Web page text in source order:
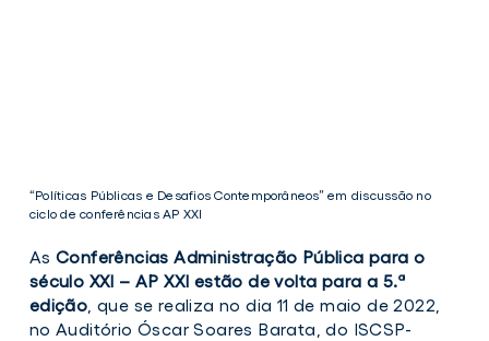
“Políticas Públicas e Desafios Contemporâneos” em discussão no
ciclo de conferências AP XXI
AsConferências Administração Pública para o
século XXI – AP XXI estão de volta para a 5.ª
edição , que se realiza no dia 11 de maio de 2022,
no Auditório Óscar Soares Barata, do ISCSP-